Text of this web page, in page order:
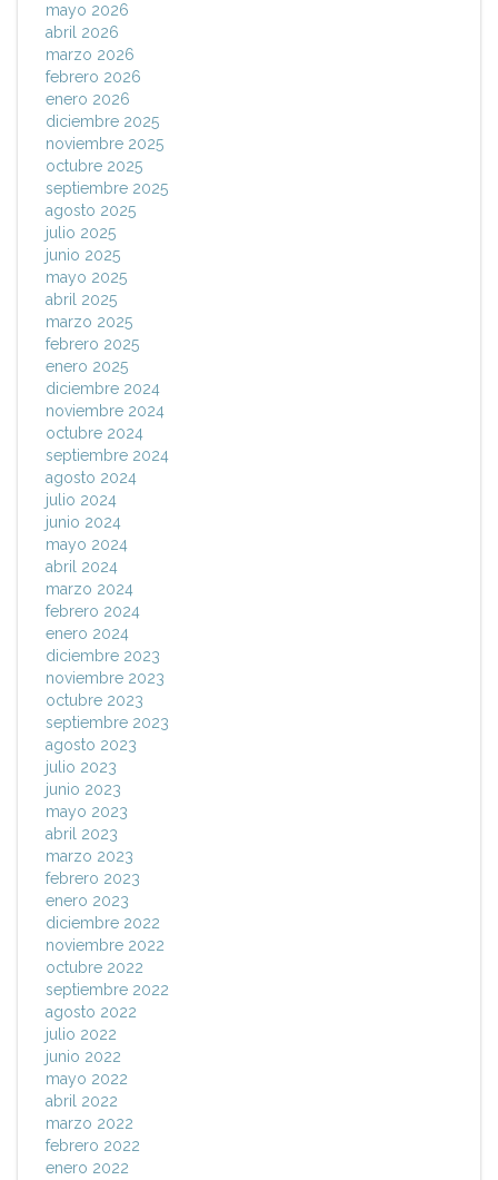
mayo 2026
abril 2026
marzo 2026
febrero 2026
enero 2026
diciembre 2025
noviembre 2025
octubre 2025
septiembre 2025
agosto 2025
julio 2025
junio 2025
mayo 2025
abril 2025
marzo 2025
febrero 2025
enero 2025
diciembre 2024
noviembre 2024
octubre 2024
septiembre 2024
agosto 2024
julio 2024
junio 2024
mayo 2024
abril 2024
marzo 2024
febrero 2024
enero 2024
diciembre 2023
noviembre 2023
octubre 2023
septiembre 2023
agosto 2023
julio 2023
junio 2023
mayo 2023
abril 2023
marzo 2023
febrero 2023
enero 2023
diciembre 2022
noviembre 2022
octubre 2022
septiembre 2022
agosto 2022
julio 2022
junio 2022
mayo 2022
abril 2022
marzo 2022
febrero 2022
enero 2022